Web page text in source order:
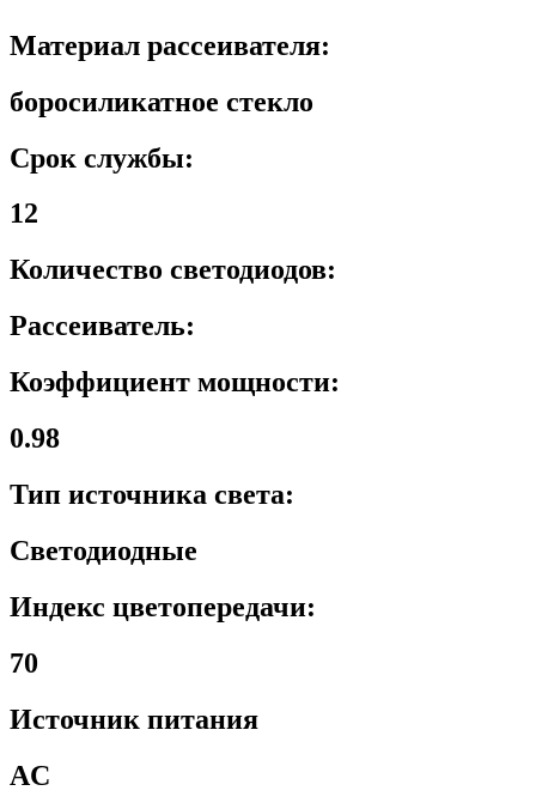
Материал рассеивателя:
боросиликатное стекло
Срок службы:
12
Количество светодиодов:
Рассеиватель:
Коэффициент мощности:
0.98
Тип источника света:
Светодиодные
Индекс цветопередачи:
70
Источник питания
AC